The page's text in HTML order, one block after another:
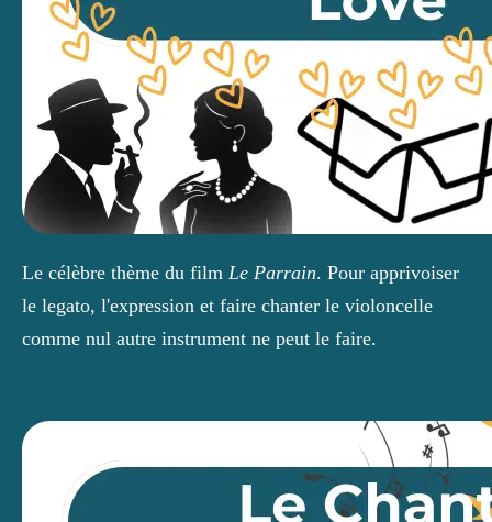
Le célèbre thème du film Le Parrain. Pour apprivoiser
le legato, l'expression et faire chanter le violoncelle
comme nul autre instrument ne peut le faire.